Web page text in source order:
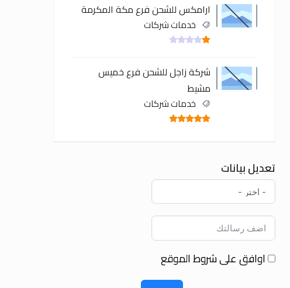
ارامكس للشحن فرع مكة المكرمة
خدمات شركات
شركة زاجل للشحن فرع خميس
مشيط
خدمات شركات
تعديل بيانات
اوافق على شروط الموقع